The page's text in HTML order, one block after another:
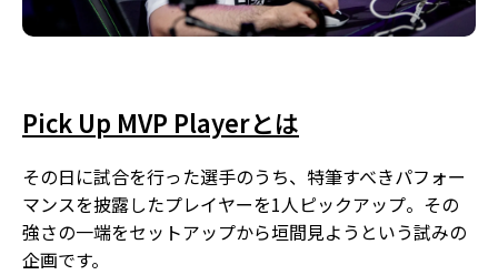
Pick Up MVP Playerとは
その日に試合を行った選手のうち、特筆すべきパフォー
マンスを披露したプレイヤーを1人ピックアップ。その
強さの一端をセットアップから垣間見ようという試みの
企画です。